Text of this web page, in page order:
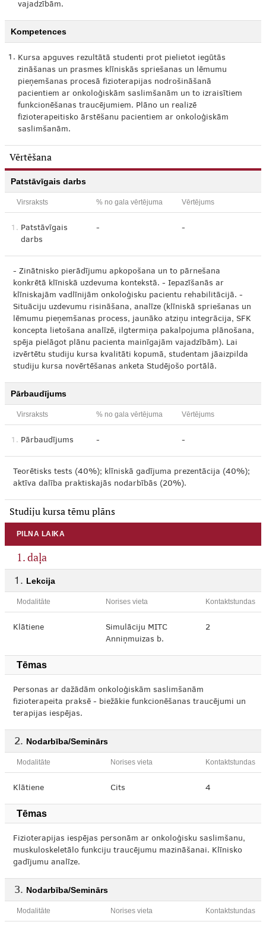
vajadzībām.
Kompetences
1. Kursa apguves rezultātā studenti prot pielietot iegūtās
zināšanas un prasmes klīniskās spriešanas un lēmumu
pieņemšanas procesā fizioterapijas nodrošināšanā
pacientiem ar onkoloģiskām saslimšanām un to izraisītiem
funkcionēšanas traucējumiem. Plāno un realizē
fizioterapeitisko ārstēšanu pacientiem ar onkoloģiskām
saslimšanām.
Vērtēšana
Patstāvīgais darbs
Virsraksts % no gala vērtējuma Vērtējums
1. Patstāvīgais
darbs
- -
- Zinātnisko pierādījumu apkopošana un to pārnešana
konkrētā klīniskā uzdevuma kontekstā. - Iepazīšanās ar
klīniskajām vadlīnijām onkoloģisku pacientu rehabilitācijā. -
Situāciju uzdevumu risināšana, analīze (klīniskā spriešanas un
lēmumu pieņemšanas process, jaunāko atziņu integrācija, SFK
koncepta lietošana analīzē, ilgtermiņa pakalpojuma plānošana,
spēja pielāgot plānu pacienta mainīgajām vajadzībām). Lai
izvērtētu studiju kursa kvalitāti kopumā, studentam jāaizpilda
studiju kursa novērtēšanas anketa Studējošo portālā.
Pārbaudījums
Virsraksts % no gala vērtējuma Vērtējums
1. Pārbaudījums - -
Teorētisks tests (40%); klīniskā gadījuma prezentācija (40%);
aktīva dalība praktiskajās nodarbībās (20%).
Studiju kursa tēmu plāns
PILNA LAIKA
1. daļa
Lekcija
Modalitāte Norises vieta Kontaktstundas
Klātiene
Simulāciju MITC
Anniņmuizas b.
2
Tēmas
Personas ar dažādām onkoloģiskām saslimšanām
fizioterapeita praksē - biežākie funkcionēšanas traucējumi un
terapijas iespējas.
Nodarbība/Seminārs
Modalitāte Norises vieta Kontaktstundas
Klātiene Cits 4
Tēmas
Fizioterapijas iespējas personām ar onkoloģisku saslimšanu,
muskuloskeletālo funkciju traucējumu mazināšanai. Klīnisko
gadījumu analīze.
Nodarbība/Seminārs
Modalitāte Norises vieta Kontaktstundas